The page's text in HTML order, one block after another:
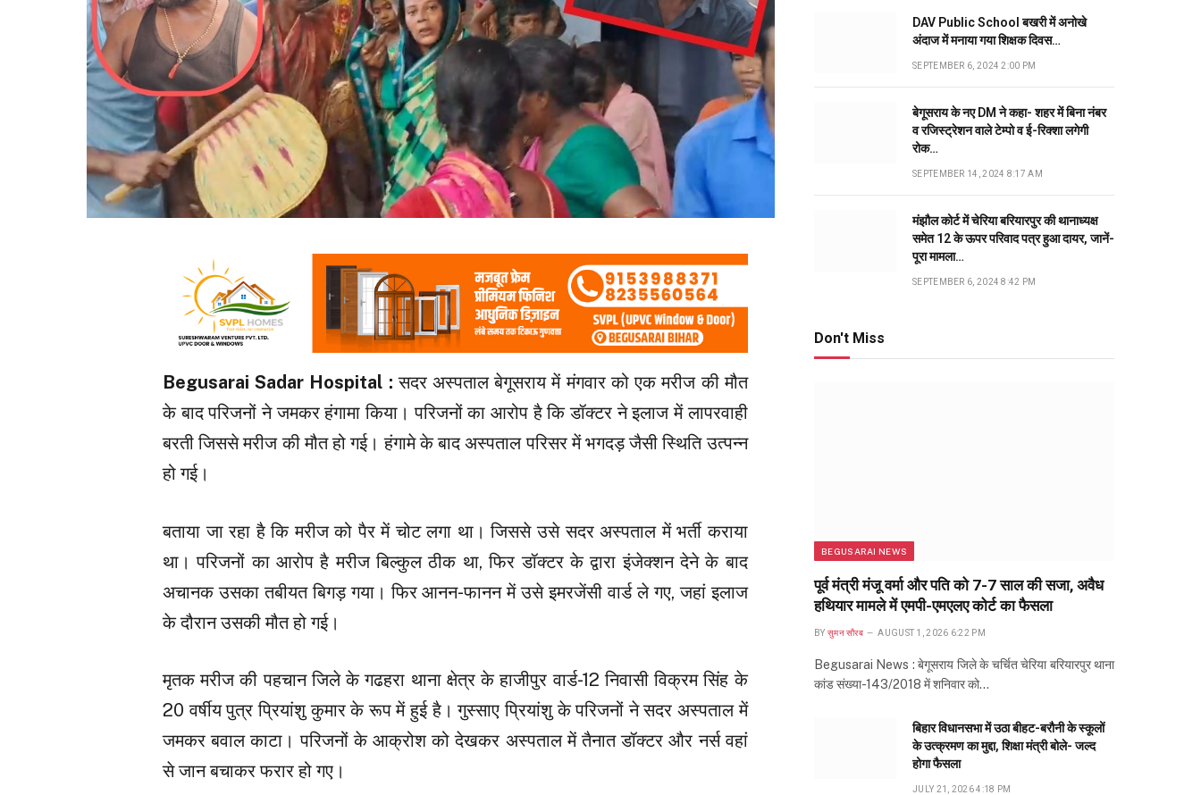
Begusarai Sadar Hospital :सदर अस्पताल बेगूसराय में मंगवार को एक मरीज की मौत
के बाद परिजनों ने जमकर हंगामा किया। परिजनों का आरोप है कि डॉक्टर ने इलाज में लापरवाही
बरती जिससे मरीज की मौत हो गई। हंगामे के बाद अस्पताल परिसर में भगदड़ जैसी स्थिति उत्पन्न
हो गई।
बताया जा रहा है कि मरीज को पैर में चोट लगा था। जिससे उसे सदर अस्पताल में भर्ती कराया
था। परिजनों का आरोप है मरीज बिल्कुल ठीक था, फिर डॉक्टर के द्वारा इंजेक्शन देने के बाद
अचानक उसका तबीयत बिगड़ गया। फिर आनन-फानन में उसे इमरजेंसी वार्ड ले गए, जहां इलाज
के दौरान उसकी मौत हो गई।
मृतक मरीज की पहचान जिले के गढहरा थाना क्षेत्र के हाजीपुर वार्ड-12 निवासी विक्रम सिंह के
20 वर्षीय पुत्र प्रियांशु कुमार के रूप में हुई है। गुस्साए प्रियांशु के परिजनों ने सदर अस्पताल में
जमकर बवाल काटा। परिजनों के आक्रोश को देखकर अस्पताल में तैनात डॉक्टर और नर्स वहां
से जान बचाकर फरार हो गए।
DAV Public School बखरी में अनोखे
अंदाज में मनाया गया शिक्षक दिवस…
SEPTEMBER 6, 2024 2:00 PM
बेगूसराय के नए DM ने कहा- शहर में बिना नंबर
व रजिस्ट्रेशन वाले टेम्पो व ई-रिक्शा लगेगी
रोक…
SEPTEMBER 14, 2024 8:17 AM
मंझौल कोर्ट में चेरिया बरियारपुर की थानाध्यक्ष
समेत 12 के ऊपर परिवाद पत्र हुआ दायर, जानें-
पूरा मामला…
SEPTEMBER 6, 2024 8:42 PM
Don't Miss
BEGUSARAI NEWS
पूर्व मंत्री मंजू वर्मा और पति को 7-7 साल की सजा, अवैध
हथियार मामले में एमपी-एमएलए कोर्ट का फैसला
BY सुमन सौरब AUGUST 1, 2026 6:22 PM
Begusarai News : बेगूसराय जिले के चर्चित चेरिया बरियारपुर थाना
कांड संख्या-143/2018 में शनिवार को…
बिहार विधानसभा में उठा बीहट-बरौनी के स्कूलों
के उत्क्रमण का मुद्दा, शिक्षा मंत्री बोले- जल्द
होगा फैसला
JULY 21, 2026 4:18 PM